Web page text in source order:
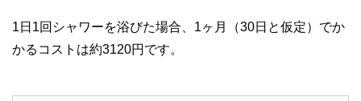
1日1回シャワーを浴びた場合、1ヶ月（30日と仮定）でか
かるコストは約3120円です。